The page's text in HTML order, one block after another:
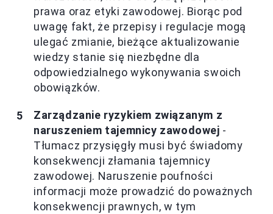
prawa oraz etyki zawodowej. Biorąc pod
uwagę fakt, że przepisy i regulacje mogą
ulegać zmianie, bieżące aktualizowanie
wiedzy stanie się niezbędne dla
odpowiedzialnego wykonywania swoich
obowiązków.
Zarządzanie ryzykiem związanym z
naruszeniem tajemnicy zawodowej -
Tłumacz przysięgły musi być świadomy
konsekwencji złamania tajemnicy
zawodowej. Naruszenie poufności
informacji może prowadzić do poważnych
konsekwencji prawnych, w tym